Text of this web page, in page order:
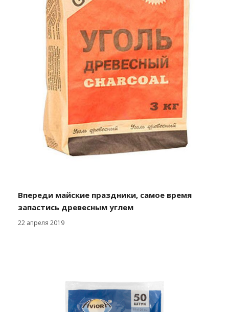
Впереди майские праздники, самое время
запастись древесным углем
22 апреля 2019